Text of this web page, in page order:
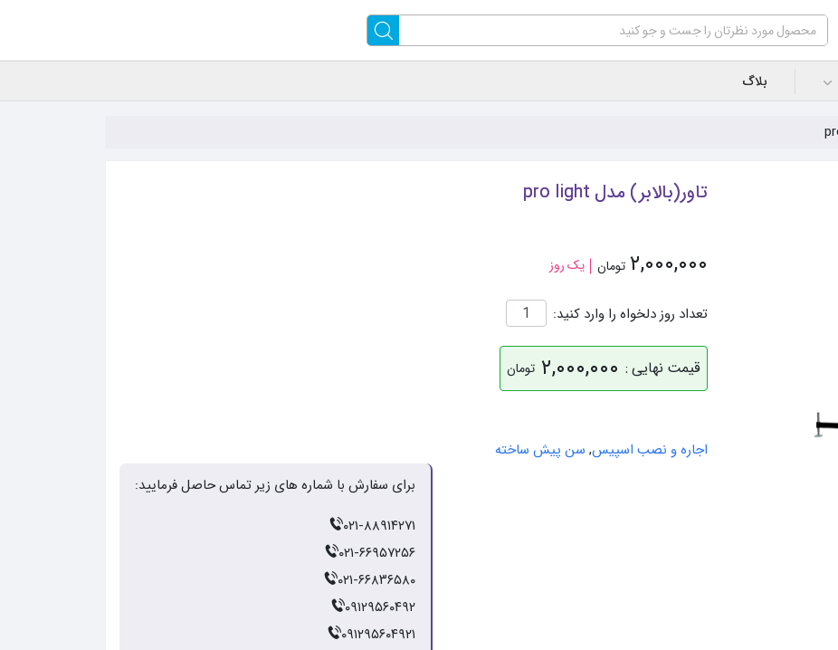
بلاگ
تاور(بالابر) مدل pro light
۲,۰۰۰,۰۰۰ تومان یک روز
تعداد روز دلخواه را وارد کنید:
قیمت نهایی : ۲,۰۰۰,۰۰۰ تومان
اجاره و نصب اسپیس, سن پیش ساخته
برای سفارش با شماره های زیر تماس حاصل فرمایید:
۰۲۱-۸۸۹۱۴۲۷۱
۰۲۱-۶۶۹۵۷۲۵۶
۰۲۱-۶۶۸۳۶۵۸۰
۰۹۱۲۹۵۶۰۴۹۲
۰۹۱۲۹۵۶۰۴۹۲۱